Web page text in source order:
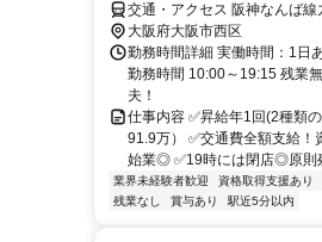
交通・アクセス 阪神なんば
大阪府大阪市西区
勤務時間詳細 実働時間：1日
勤務時間 10:00～19:15 残業
夫！
仕事内容 ✅昇給年1回(2種類
91.9万） ✅交通費全額支給
始業◎ ✅19時には閉店◎原則
業界未経験者歓迎 資格取得支援あり
残業なし
賞与あり 駅近5分以内